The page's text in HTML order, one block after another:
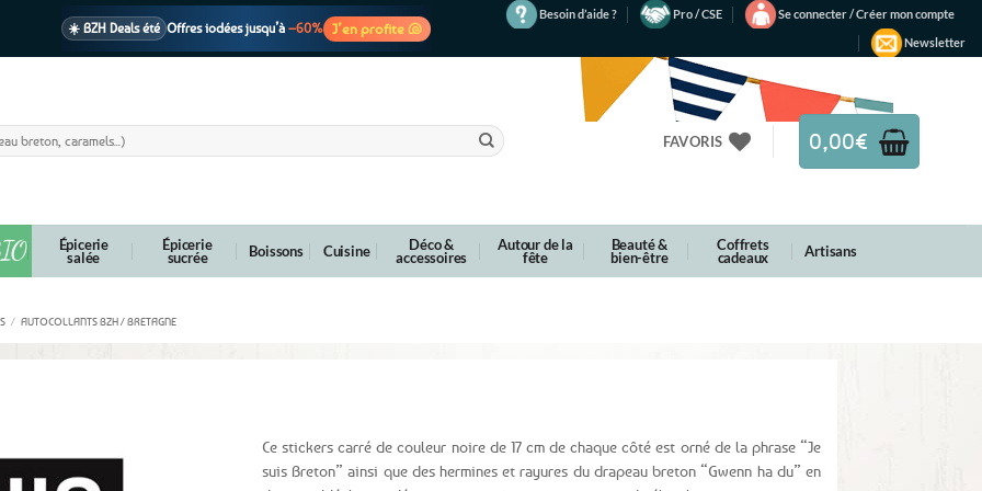
☀️ BZH Deals été Offres iodées jusqu’à –60% J’en profite 🐚
Besoin d’aide ? Pro / CSE
Se connecter / Créer mon compte
Newsletter
FAVORIS 0,00€
Épicerie
salée
Épicerie
sucrée Boissons Cuisine Déco &
accessoires
Autour de la
fête
Beauté &
bien-être
Coffrets
cadeaux Artisans
/ AUTOCOLLANTS BZH / BRETAGNE
Ce stickers carré de couleur noire de 17 cm de chaque côté est orné de la phrase “Je
suis Breton” ainsi que des hermines et rayures du drapeau breton “Gwenn ha du” en